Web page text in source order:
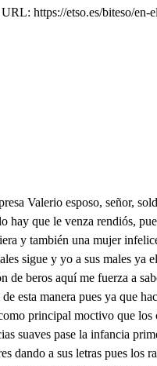
https://etso.es/biteso/en-
con eise aviso y resuelta a ser mía su albedrío to de a mi afecto le entrega y lo hallándome corcado para que mi esposa sea de imposibles y peligros de poderes y de fuerzas resuelvo que con la fuga logre amix nuestras promesas y esta noche cuando todos en la dulce intercadencia en el letargo suave de morfeo daban treguas a la vida en tos caballos que por lo veloces eran o partos propios del aire o de su región cometas salimos sin que ninguno en la ciudad nos sintiera y al pie de aquesa montaña que alcides mejor sustenta a los cielos ertuvimos harta que del sol la nueva venida salió anunciando la aurora vertiendo perlas y a l or siguiendo la fuga tus soldados nos encuentran y pidiéndoles con ruegos y obligando con promesas nos dejacen que nosotros Señor a tus manos mermas iriamos sin llegar por padrina a la vsolenda no quisieron y por postre su poca atención me empeña a que sacando el acero los hiciere resistencia llegarte tú a aqueste tiempo pero tú llegarte aponas cuando conociende en ti más valor y más prudencia a sus pies fuese mi espada y mi vida corta deuida de quién espera, señor, si tu acaso se lo aceptad con la vida y con la espada siendo un rayo en tu defensa ponerte a pesar de roma y sus águilas soberbias el ceño de oro en la mano y el laurel en la cabeza aunque